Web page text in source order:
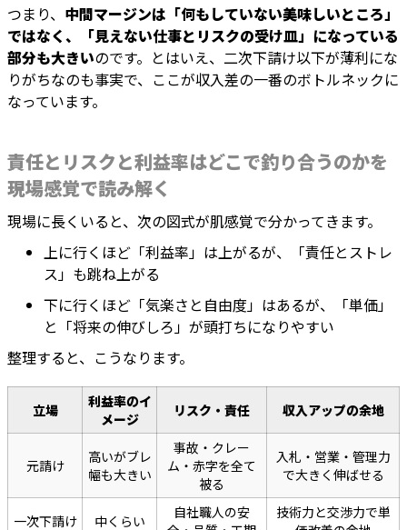
つまり、 中間マージンは「何もしていない美味しいところ」
ではなく、「見えない仕事とリスクの受け皿」になっている
部分も大きいのです。とはいえ、二次下請け以下が薄利にな
りがちなのも事実で、ここが収入差の一番のボトルネックに
なっています。
責任とリスクと利益率はどこで釣り合うのかを
現場感覚で読み解く
現場に長くいると、次の図式が肌感覚で分かってきます。
上に行くほど「利益率」は上がるが、「責任とストレ
ス」も跳ね上がる
下に行くほど「気楽さと自由度」はあるが、「単価」
と「将来の伸びしろ」が頭打ちになりやすい
整理すると、こうなります。
立場
利益率のイ
メージ
リスク・責任 収入アップの余地
元請け
高いがブレ
幅も大きい
事故・クレー
ム・赤字を全て
被る
入札・営業・管理力
で大きく伸ばせる
一次下請け 中くらい
自社職人の安
技術力と交渉力で単